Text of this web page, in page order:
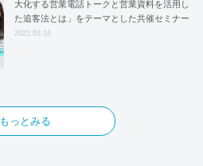
大化する営業電話トークと営業資料を活用し
た追客法とは」をテーマとした共催セミナー
を開催！
2022.03.16
もっとみる